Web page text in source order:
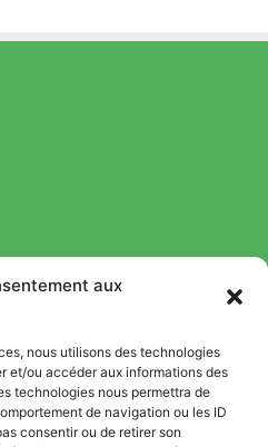
aux
nous utilisons des technologies
et/ou accéder aux informations des
technologies nous permettra de
de navigation ou les ID
consentir ou de retirer son
Jean-Michel Cohen pour
droits réservés |Bromance
être, Nutrition et Sport